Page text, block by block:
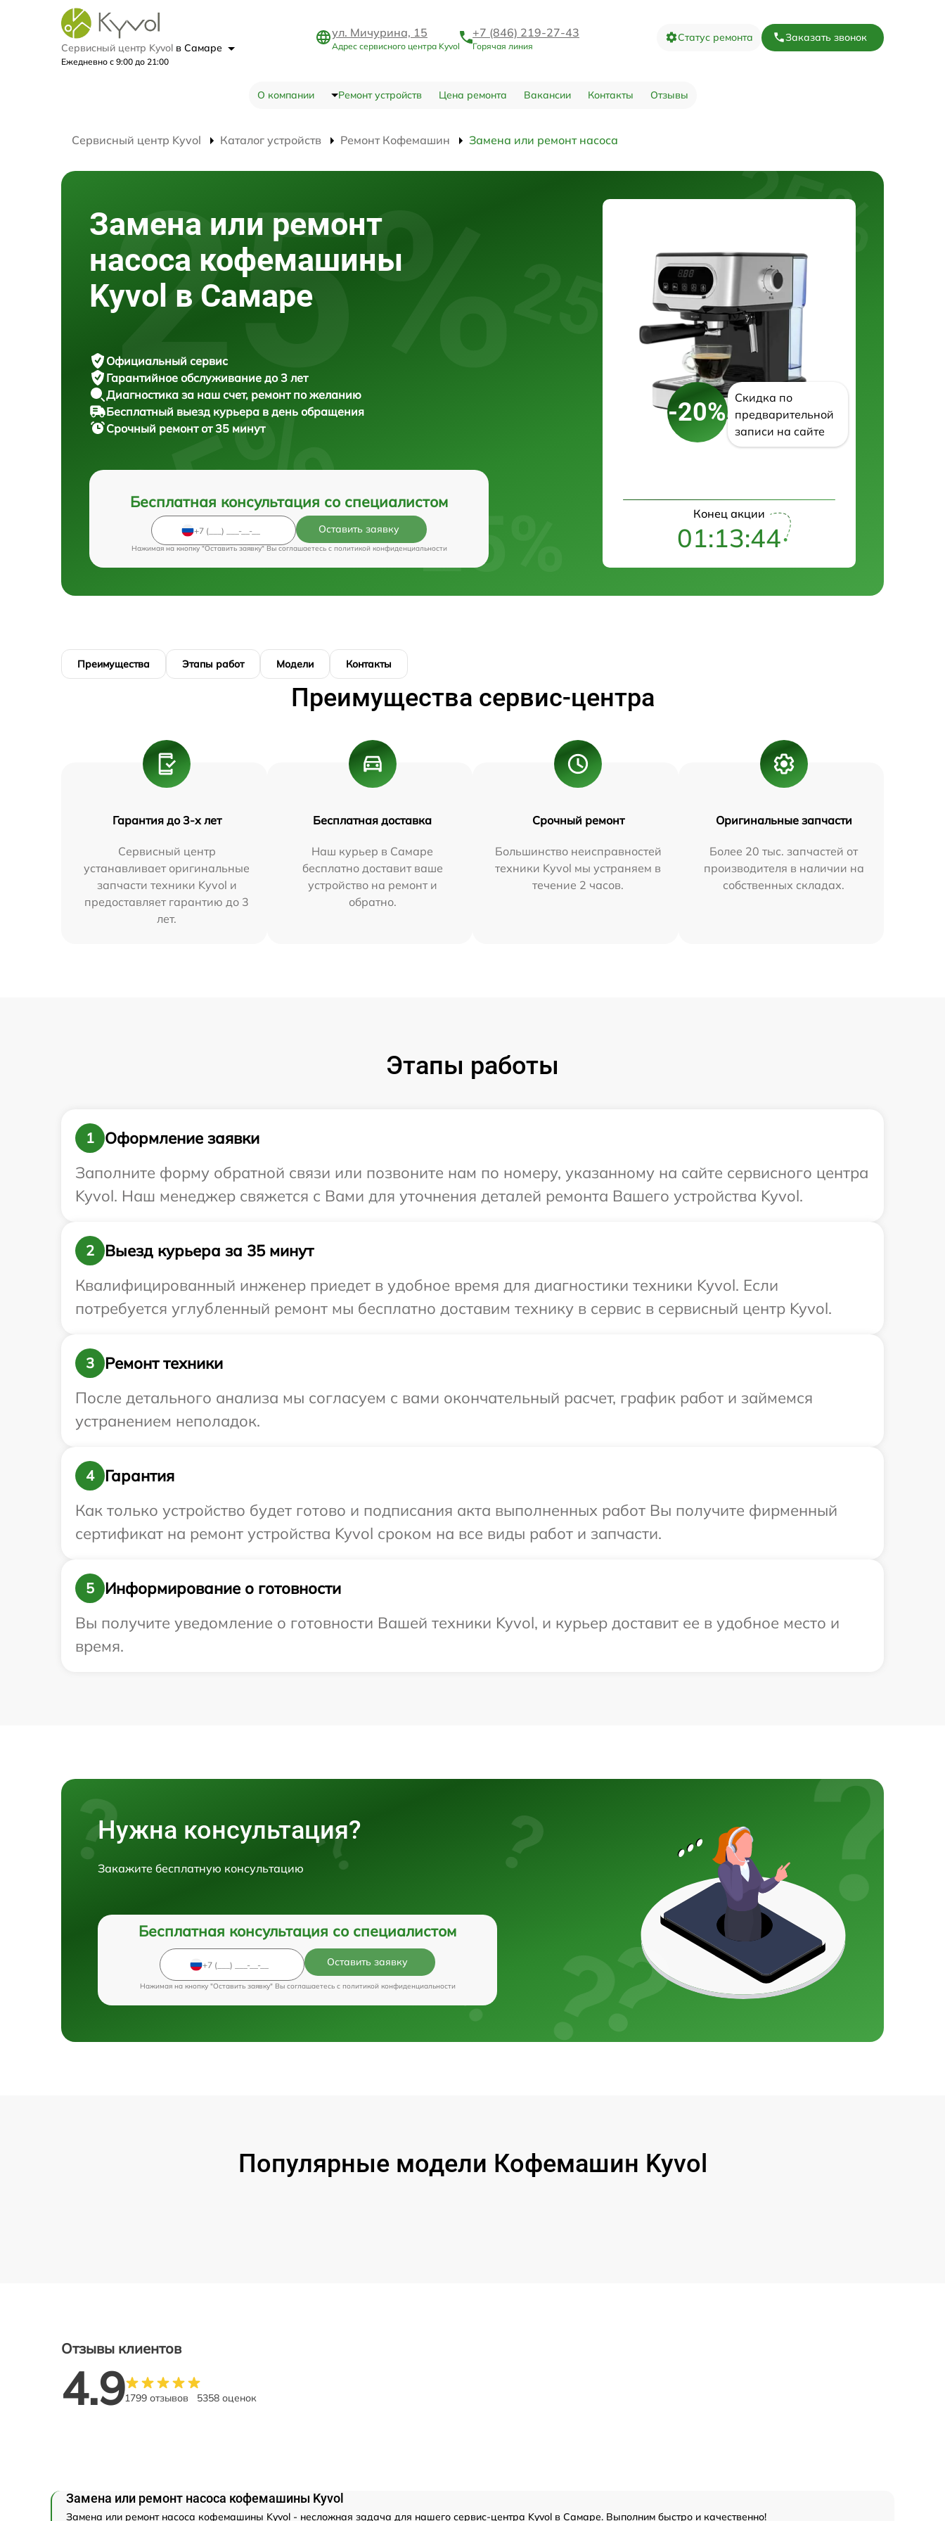
Сервисный центр Kyvol в Самаре
Ежедневно с 9:00 до 21:00
ул. Мичурина, 15
Адрес сервисного центра Kyvol
+7 (846) 219-27-43
Горячая линия
Статус ремонта Заказать звонок
О компании Ремонт устройств Цена ремонта Вакансии Контакты Отзывы
Сервисный центр Kyvol Каталог устройств Ремонт Кофемашин Замена или ремонт насоса
Замена или ремонт
насоса кофемашины
Kyvol в Самаре
Официальный сервис
Гарантийное обслуживание до 3 лет
Диагностика за наш счет, ремонт по желанию
Бесплатный выезд курьера в день обращения
Срочный ремонтот 35 минут
Бесплатная консультация со специалистом
Оставить заявку
Нажимая на кнопку "Оставить заявку" Вы соглашаетесь c политикой конфиденциальности
-20%
Скидка по
предварительной
записи на сайте
Конец акции
01:13:43
Преимущества Этапы работ Модели Контакты
Преимущества сервис-центра
Гарантия до 3-х лет
Сервисный центр
устанавливает оригинальные
запчасти техники Kyvol и
предоставляет гарантию до 3
лет.
Бесплатная доставка
Наш курьер в Самаре
бесплатно доставит ваше
устройство на ремонт и
обратно.
Срочный ремонт
Большинство неисправностей
техники Kyvol мы устраняем в
течение 2 часов.
Оригинальные запчасти
Более 20 тыс. запчастей от
производителя в наличии на
собственных складах.
Этапы работы
1
Оформление заявки
Заполните форму обратной связи или позвоните нам по номеру, указанному на сайте сервисного центра
Kyvol. Наш менеджер свяжется с Вами для уточнения деталей ремонта Вашего устройства Kyvol.
2
Выезд курьера за 35 минут
Квалифицированный инженер приедет в удобное время для диагностики техники Kyvol. Если
потребуется углубленный ремонт мы бесплатно доставим технику в сервис в сервисный центр Kyvol.
3
Ремонт техники
После детального анализа мы согласуем с вами окончательный расчет, график работ и займемся
устранением неполадок.
4
Гарантия
Как только устройство будет готово и подписания акта выполненных работ Вы получите фирменный
сертификат на ремонт устройства Kyvol сроком на все виды работ и запчасти.
5
Информирование о готовности
Вы получите уведомление о готовности Вашей техники Kyvol, и курьер доставит ее в удобное место и
время.
Нужна консультация?
Закажите бесплатную консультацию
Бесплатная консультация со специалистом
Оставить заявку
Нажимая на кнопку "Оставить заявку" Вы соглашаетесь c политикой конфиденциальности
Популярные модели Кофемашин Kyvol
Отзывы клиентов
4.91799 отзывов 5358 оценок
Замена или ремонт насоса кофемашины Kyvol
Замена или ремонт насоса кофемашины Kyvol - несложная задача для нашего сервис-центра Kyvol в Самаре. Выполним быстро и качественно!